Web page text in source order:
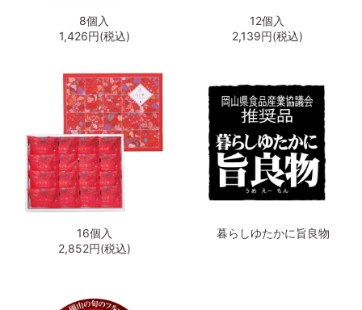
8個入
1,426円(税込)
12個入
2,139円(税込)
16個入
2,852円(税込)
暮らしゆたかに旨良物